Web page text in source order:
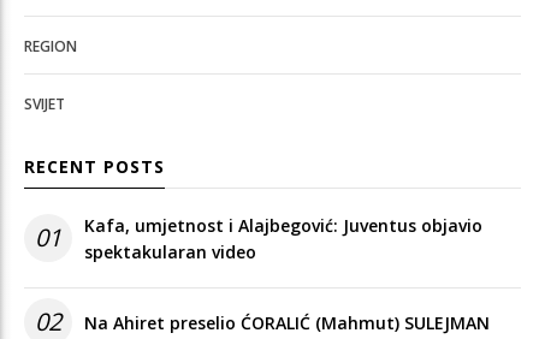
REGION
SVIJET
RECENT POSTS
01
Kafa, umjetnost i Alajbegović: Juventus objavio
spektakularan video
02 Na Ahiret preselio ĆORALIĆ (Mahmut) SULEJMAN